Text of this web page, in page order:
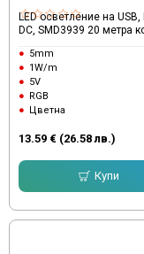
LED осветление на USB,
DC, SMD3939 20 метра
5mm
1W/m
5V
RGB
Цветна
13.59 € (26.58 лв.)
Купи